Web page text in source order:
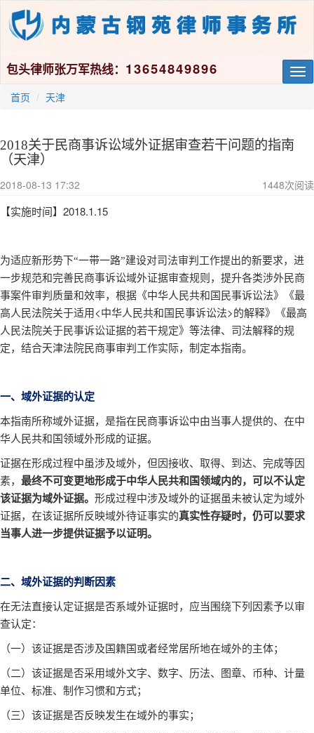
包头律师张万军热线： 13654849896
首页 天津
2018关于民商事诉讼域外证据审查若干问题的指南
（天津）
2018-08-13 17:32 1448次阅读
【实施时间】 2018.1.15
为适应新形势下“一带一路”建设对司法审判工作提出的新要求，进
一步规范和完善民商事诉讼域外证据审查规则，提升各类涉外民商
事案件审判质量和效率，根据《中华人民共和国民事诉讼法》《最
高人民法院关于适用<中华人民共和国民事诉讼法>的解释》《最高
人民法院关于民事诉讼证据的若干规定》等法律、司法解释的规
定，结合天津法院民商事审判工作实际，制定本指南。
一、域外证据的认定
本指南所称域外证据，是指在民商事诉讼中由当事人提供的、在中
华人民共和国领域外形成的证据。
证据在形成过程中虽涉及域外，但因接收、取得、到达、完成等因
素， 最终不可变更地形成于中华人民共和国领域内的，可以不认定
该证据为域外证据。 形成过程中涉及域外的证据虽未被认定为域外
证据，在该证据所反映域外待证事实的真实性存疑时，仍可以要求
当事人进一步提供证据予以证明。
二、域外证据的判断因素
在无法直接认定证据是否系域外证据时，应当围绕下列因素予以审
查认定：
（一）该证据是否涉及国籍国或者经常居所地在域外的主体；
（二）该证据是否采用域外文字、数字、历法、图章、币种、计量
单位、标准、制作习惯和方式；
（三）该证据是否反映发生在域外的事实；